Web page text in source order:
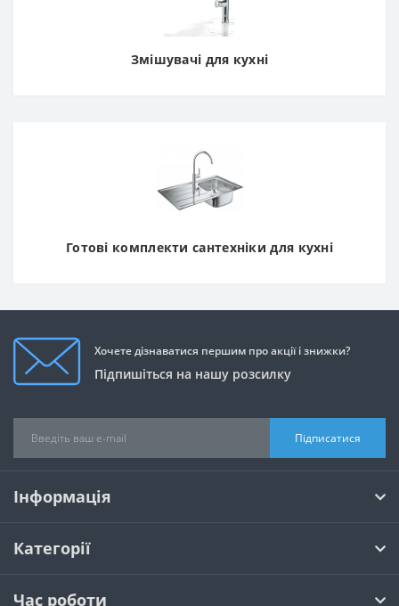
Змішувачі для кухні
Готові комплекти сантехніки для кухні
Хочете дізнаватися першим про акції і знижки?
Підпишіться на нашу розсилку
Підписатися
Інформація
Категорії
Час роботи